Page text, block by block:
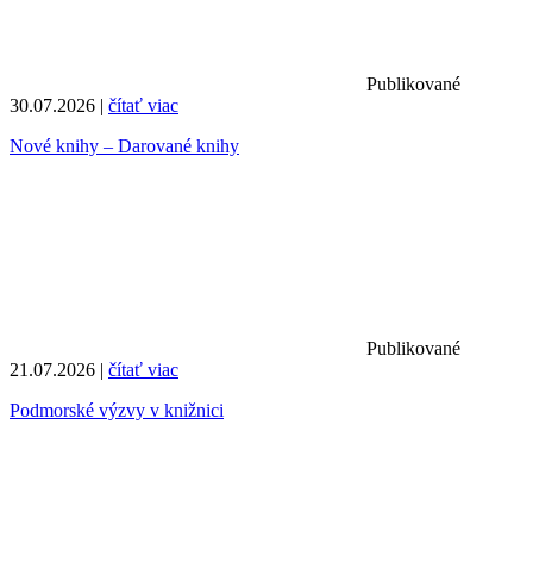
Publikované
30.07.2026 | čítať viac
Nové knihy – Darované knihy
Publikované
21.07.2026 | čítať viac
Podmorské výzvy v knižnici